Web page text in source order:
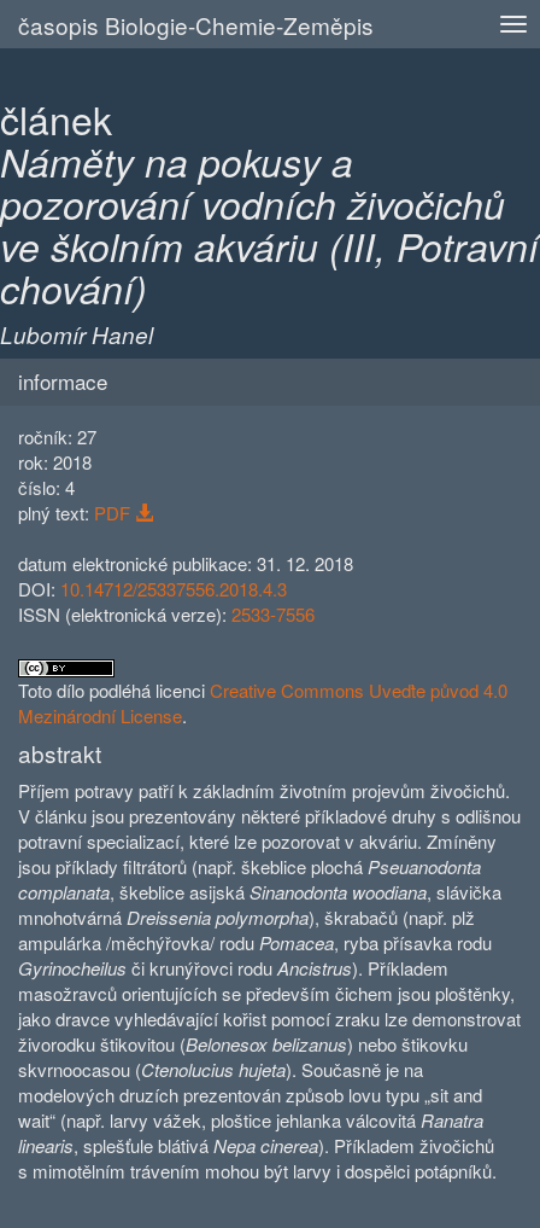
časopis Biologie-Chemie-Zeměpis
článek
Náměty na pokusy a
pozorování vodních živočichů
ve školním akváriu (III, Potravní
chování)
Lubomír Hanel
informace
ročník: 27
rok: 2018
číslo: 4
plný text: PDF
datum elektronické publikace: 31. 12. 2018
DOI: 10.14712/25337556.2018.4.3
ISSN (elektronická verze): 2533-7556
Toto dílo podléhá licenciCreative Commons Uveďte původ 4.0
Mezinárodní License.
abstrakt
Příjem potravy patří k základním životním projevům živočichů.
V článku jsou prezentovány některé příkladové druhy s odlišnou
potravní specializací, které lze pozorovat v akváriu. Zmíněny
jsou příklady filtrátorů (např. škeblice plochá Pseuanodonta
complanata, škeblice asijskáSinanodonta woodiana, slávička
mnohotvárná Dreissenia polymorpha), škrabačů (např. plž
ampulárka /měchýřovka/ rodu Pomacea, ryba přísavka rodu
Gyrinocheilus či krunýřovci roduAncistrus). Příkladem
masožravců orientujících se především čichem jsou ploštěnky,
jako dravce vyhledávající kořist pomocí zraku lze demonstrovat
živorodku štikovitou (Belonesox belizanus) nebo štikovku
skvrnoocasou (Ctenolucius hujeta). Současně je na
modelových druzích prezentován způsob lovu typu „sit and
wait“ (např. larvy vážek, ploštice jehlanka válcovitá Ranatra
linearis, splešťule blátiváNepa cinerea). Příkladem živočichů
s mimotělním trávením mohou být larvy i dospělci potápníků.